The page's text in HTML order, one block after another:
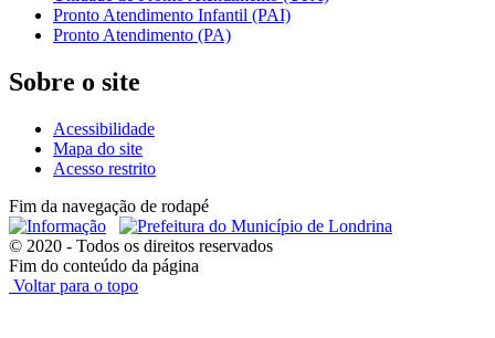
Pronto Atendimento Infantil (PAI)
Pronto Atendimento (PA)
Sobre o site
Acessibilidade
Mapa do site
Acesso restrito
Fim da navegação de rodapé
© 2020 - Todos os direitos reservados
Fim do conteúdo da página
Voltar para o topo